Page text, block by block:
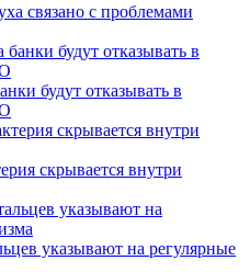
связано с проблемами
будут отказывать в
скрывается внутри
указывают на регулярные